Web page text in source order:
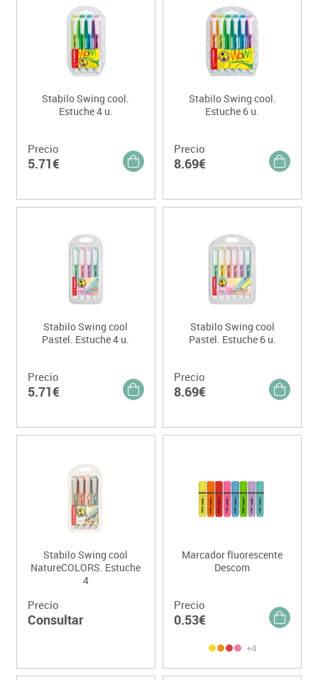
Stabilo Swing cool.
Estuche 4 u.
Precio
5.71€
Stabilo Swing cool.
Estuche 6 u.
Precio
8.69€
Stabilo Swing cool
Pastel. Estuche 4 u.
Precio
5.71€
Stabilo Swing cool
Pastel. Estuche 6 u.
Precio
8.69€
Stabilo Swing cool
NatureCOLORS. Estuche
4
Precio
Consultar
Marcador fluorescente
Descom
Precio
0.53€
+4